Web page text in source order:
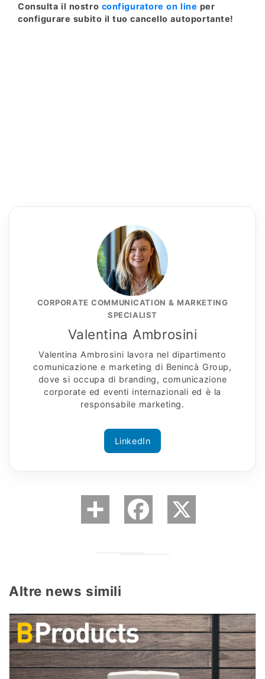
Consulta il nostro configuratore on line per
configurare subito il tuo cancello autoportante!
CORPORATE COMMUNICATION & MARKETING
SPECIALIST
Valentina Ambrosini
Valentina Ambrosini lavora nel dipartimento
comunicazione e marketing di Benincà Group,
dove si occupa di branding, comunicazione
corporate ed eventi internazionali ed è la
responsabile marketing.
LinkedIn
Altre news simili